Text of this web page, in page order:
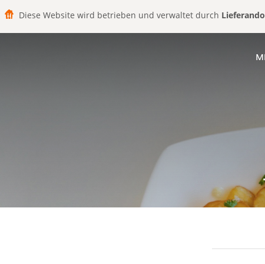
Diese Website wird betrieben und verwaltet durch